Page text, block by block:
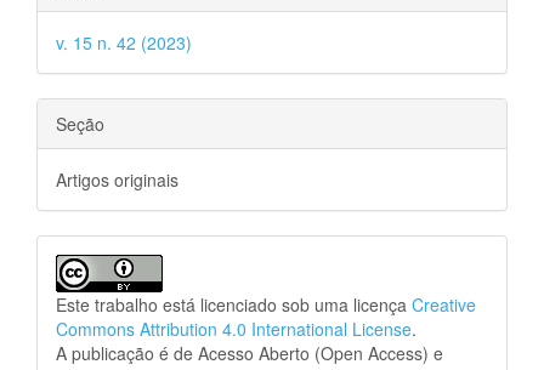
v. 15 n. 42 (2023)
Seção
Artigos originais
Este trabalho está licenciado sob uma licença Creative
Commons Attribution 4.0 International License.
A publicação é de Acesso Aberto (Open Access) e